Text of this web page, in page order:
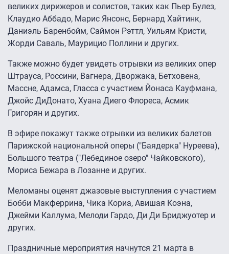
великих дирижеров и солистов, таких как Пьер Булез,
Клаудио Аббадо, Марис Янсонс, Бернард Хайтинк,
Даниэль Баренбойм, Саймон Рэттл, Уильям Кристи,
Жорди Саваль, Маурицио Поллини и других.
Также можно будет увидеть отрывки из великих опер
Штрауса, Россини, Вагнера, Дворжака, Бетховена,
Массне, Адамса, Гласса с участием Йонаса Кауфмана,
Джойс ДиДонато, Хуана Диего Флореса, Асмик
Григорян и других.
В эфире покажут также отрывки из великих балетов
Парижской национальной оперы ("Баядерка" Нуреева),
Большого театра ("Лебединое озеро" Чайковского),
Мориса Бежара в Лозанне и других.
Меломаны оценят джазовые выступления с участием
Бобби Макферрина, Чика Кориа, Авишая Коэна,
Джейми Каллума, Мелоди Гардо, Ди Ди Бриджуотер и
других.
Праздничные мероприятия начнутся 21 марта в